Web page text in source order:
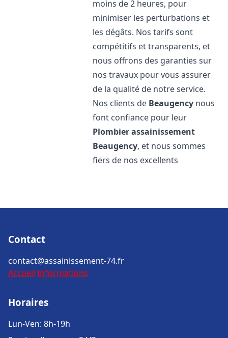
moins de 2 heures, pour
minimiser les perturbations et
les dégâts. Nos tarifs sont
compétitifs et transparents, et
nous offrons des garanties sur
nos travaux pour vous assurer
de la qualité de notre service.
Nos clients de Beaugency nous
font confiance pour leur
Plombier assainissement
Beaugency, et nous sommes
fiers de nos excellents
Contact
contact@assainissement-74.fr
Accueil Informations
Horaires
Lun-Ven: 8h-19h